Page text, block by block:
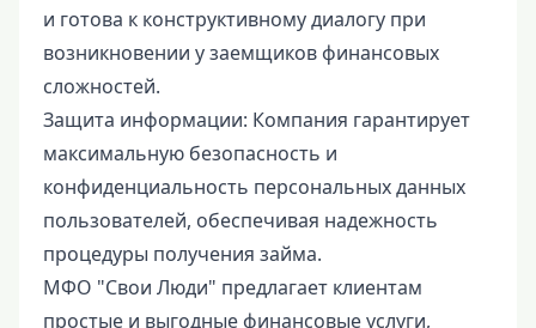
и готова к конструктивному диалогу при
возникновении у заемщиков финансовых
сложностей.
Защита информации: Компания гарантирует
максимальную безопасность и
конфиденциальность персональных данных
пользователей, обеспечивая надежность
процедуры получения займа.
МФО "Свои Люди" предлагает клиентам
простые и выгодные финансовые услуги,